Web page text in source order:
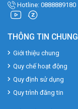
Hotline: 0888889180
THÔNG TIN CHUNG
Giới thiệu chung
Quy chế hoạt động
Quy định sử dụng
Quy trình đăng tin